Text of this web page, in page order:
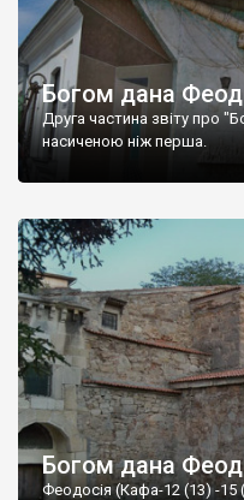
Богом дана
Друга частина звіту про
насиченою ніж перша.
Богом дана
Феодосія (Кафа-12 (13) -15